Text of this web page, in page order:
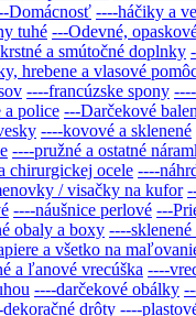
Domácnosť ----háčiky a
tuhé ---Odevné,
a smútočné doplnky
hrebene a vlasové
----francúzske spony
a police ---Darčekové
----kovové a sklenené
----pružné a ostatné
chirurgickej ocele ----
/ visačky na kufor
----náušnice perlové ---
obaly a boxy ----
a všetko na
a ľanové vrecúška ----
----darčekové obálky
drôty ----